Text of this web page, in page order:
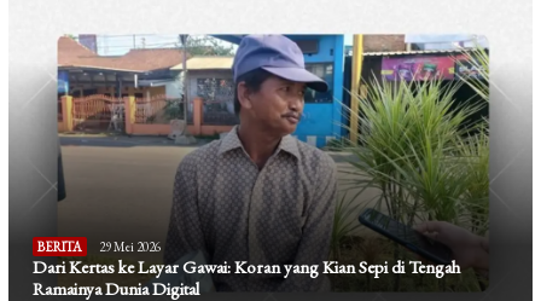
BERITA 29 Mei 2026
Dari Kertas ke Layar Gawai: Koran yang Kian Sepi di Tengah
Ramainya Dunia Digital